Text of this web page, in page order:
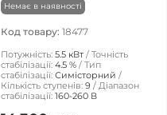
Немає в наявності
Код товару: 18477
Потужність: 5.5 кВт
Точність
стабілізації: 4.5 %
Тип
стабілізації: Симісторний
Кількість ступенів: 9
Діапазон
стабілізації: 160-260 В